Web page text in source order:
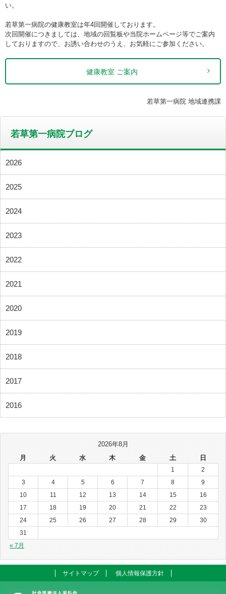
い。
若草第一病院の健康教室は年4回開催しております。
次回開催につきましては、地域の回覧板や当院ホームページ等でご案内
しておりますので、お誘い合わせのうえ、お気軽にご参加ください。
健康教室 ご案内
若草第一病院 地域連携課
若草第一病院ブログ
2026
2025
2024
2023
2022
2021
2020
2019
2018
2017
2016
2026年8月
月
火 水 木 金 土 日
« 7月
1
2
3
4 5 6 7 8
9
10
11 12 13 14 15
16
17
18 19 20 21 22
23
24
25 26 27 28 29
30
31
サイトマップ 個人情報保護方針